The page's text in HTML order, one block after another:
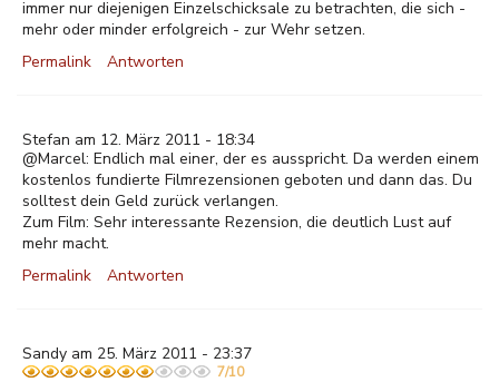
immer nur diejenigen Einzelschicksale zu betrachten, die sich -
mehr oder minder erfolgreich - zur Wehr setzen.
Permalink
Antworten
Stefan am 12. März 2011 - 18:34
@Marcel: Endlich mal einer, der es ausspricht. Da werden einem
kostenlos fundierte Filmrezensionen geboten und dann das. Du
solltest dein Geld zurück verlangen.
Zum Film: Sehr interessante Rezension, die deutlich Lust auf
mehr macht.
Permalink
Antworten
Sandy am 25. März 2011 - 23:37
7/10